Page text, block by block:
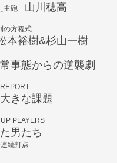
主砲 山川穂高
の方程式
本裕樹&杉山一樹
事態からの逆襲劇
きな課題
PLAYERS
男たち
続打点